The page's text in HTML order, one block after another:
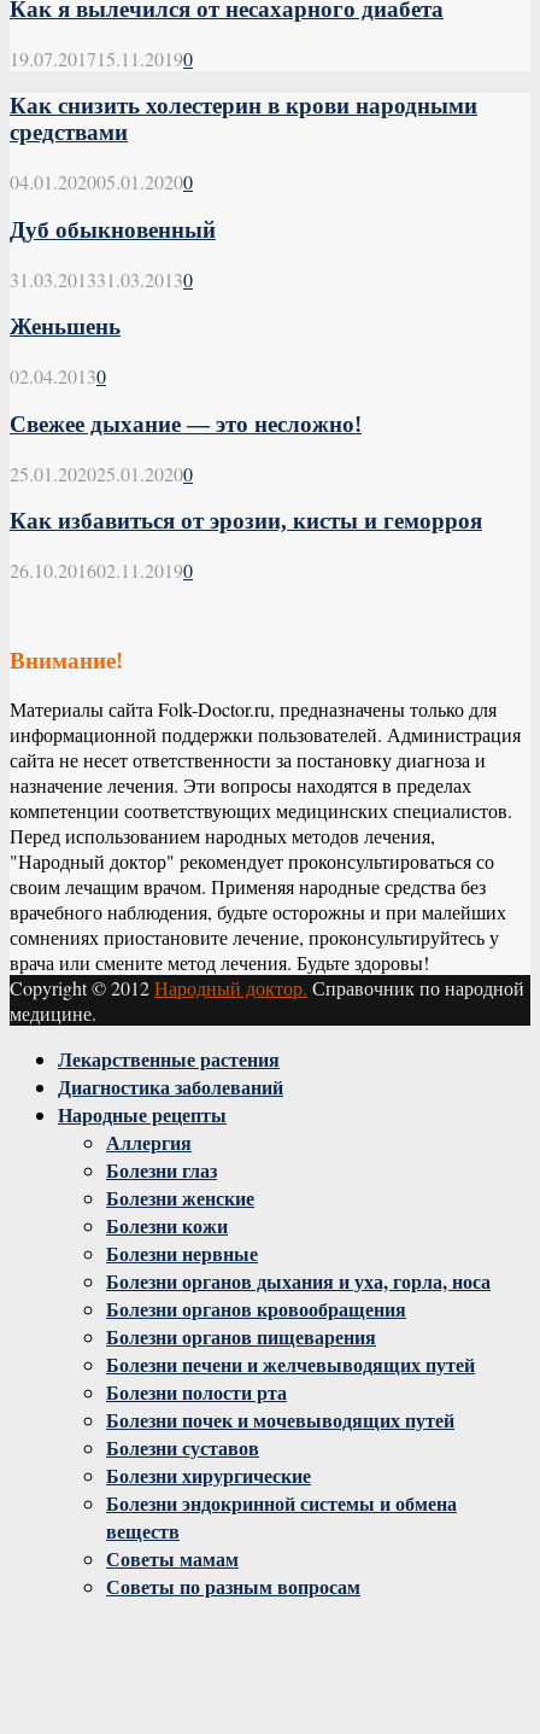
Как я вылечился от несахарного диабета
19.07.201715.11.20190
Как снизить холестерин в крови народными
средствами
04.01.202005.01.20200
Дуб обыкновенный
31.03.201331.03.20130
Женьшень
02.04.20130
Свежее дыхание — это несложно!
25.01.202025.01.20200
Как избавиться от эрозии, кисты и геморроя
26.10.201602.11.20190
Внимание!
Материалы сайта Folk-Doctor.ru, предназначены только для
информационной поддержки пользователей. Администрация
сайта не несет ответственности за постановку диагноза и
назначение лечения. Эти вопросы находятся в пределах
компетенции соответствующих медицинских специалистов.
Перед использованием народных методов лечения,
"Народный доктор" рекомендует проконсультироваться со
своим лечащим врачом. Применяя народные средства без
врачебного наблюдения, будьте осторожны и при малейших
сомнениях приостановите лечение, проконсультируйтесь у
врача или смените метод лечения. Будьте здоровы!
Copyright © 2012Народный доктор. Справочник по народной
медицине.
Facebook
Twitter
Instagram
YoutubeЛекарственные растения
Диагностика заболеваний
Народные рецепты
Аллергия
Болезни глаз
Болезни женские
Болезни кожи
Болезни нервные
Болезни органов дыхания и уха, горла, носа
Болезни органов кровообращения
Болезни органов пищеварения
Болезни печени и желчевыводящих путей
Болезни полости рта
Болезни почек и мочевыводящих путей
Болезни суставов
Болезни хирургические
Болезни эндокринной системы и обмена
веществ
Советы мамам
Советы по разным вопросам